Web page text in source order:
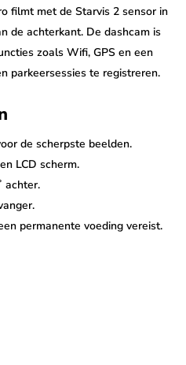
filmt met de Starvis 2 sensor in
de achterkant. De dashcam is
zoals Wifi, GPS en een
parkeersessies te registreren.
met de nieuwste Sony Starvis
beste beeldkwaliteit, met
camera neemt op in
kabel van 6 meter. Voor
de scherpste beelden.
LCD scherm.
achter.
permanente voeding vereist.